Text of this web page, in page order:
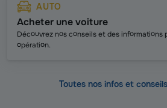
AUTO
Acheter une voiture
Découvrez nos conseils et des informations
opération.
Toutes nos infos et